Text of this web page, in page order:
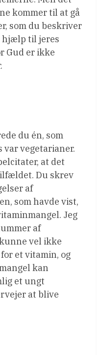
kommer til at gå
som du beskriver
hjælp til jeres
Gud er ikke
du én, som
var vegetarianer.
at det
Du skrev
af
som havde vist,
Jeg
af
vel ikke
et vitamin, og
kan
et ungt
at blive